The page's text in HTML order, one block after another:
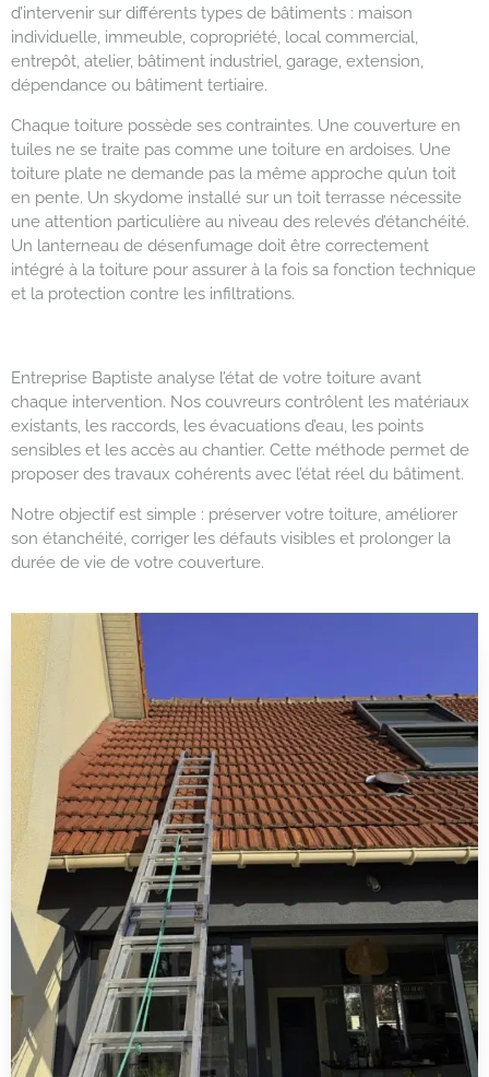
d’intervenir sur différents types de bâtiments : maison
individuelle, immeuble, copropriété, local commercial,
entrepôt, atelier, bâtiment industriel, garage, extension,
dépendance ou bâtiment tertiaire.
Chaque toiture possède ses contraintes. Une couverture en
tuiles ne se traite pas comme une toiture en ardoises. Une
toiture plate ne demande pas la même approche qu’un toit
en pente. Un skydome installé sur un toit terrasse nécessite
une attention particulière au niveau des relevés d’étanchéité.
Un lanterneau de désenfumage doit être correctement
intégré à la toiture pour assurer à la fois sa fonction technique
et la protection contre les infiltrations.
Entreprise Baptiste analyse l’état de votre toiture avant
chaque intervention. Nos couvreurs contrôlent les matériaux
existants, les raccords, les évacuations d’eau, les points
sensibles et les accès au chantier. Cette méthode permet de
proposer des travaux cohérents avec l’état réel du bâtiment.
Notre objectif est simple : préserver votre toiture, améliorer
son étanchéité, corriger les défauts visibles et prolonger la
durée de vie de votre couverture.